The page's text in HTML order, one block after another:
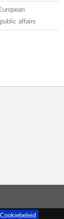
Cookiebeleid
affairs